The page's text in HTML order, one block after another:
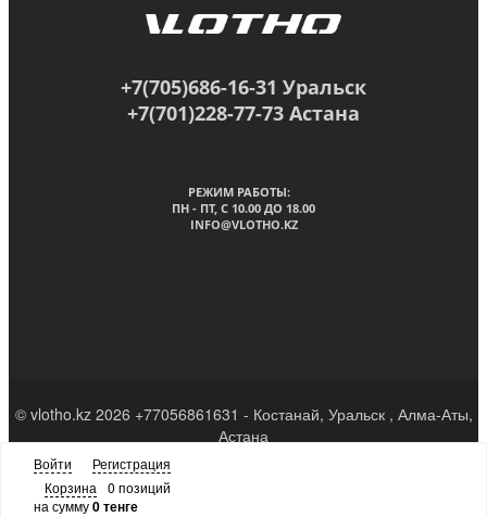
+7(705)686-16-31 Уральск
+7(701)228-77-73 Астана
РЕЖИМ РАБОТЫ:
ПН - ПТ, C 10.00 ДО 18.00
INFO@VLOTHO.KZ
© vlotho.kz 2026 +77056861631 - Костанай, Уральск , Алма-Аты,
Астана
Войти
Регистрация
Корзина
0 позиций
на сумму0 тенге